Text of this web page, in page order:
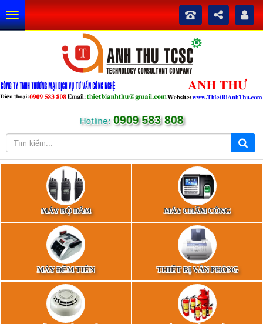
Hotline: 0909 583 808
MÁY BỘ ĐÀM MÁY CHẤM CÔNG
MÁY ĐẾM TIỀN THIẾT BỊ VĂN PHÒNG